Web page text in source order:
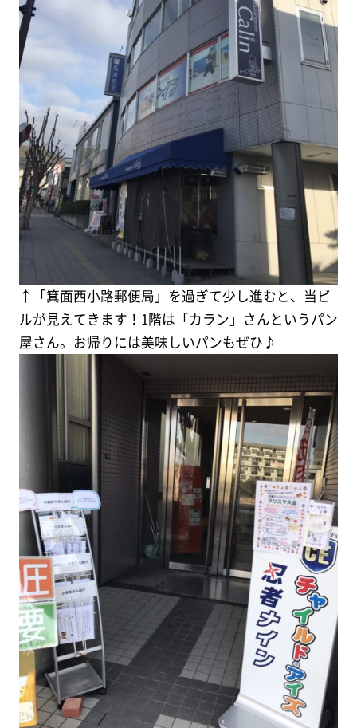
↑「箕面西小路郵便局」を過ぎて少し進むと、当ビ
ルが見えてきます！1階は「カラン」さんというパン
屋さん。お帰りには美味しいパンもぜひ♪